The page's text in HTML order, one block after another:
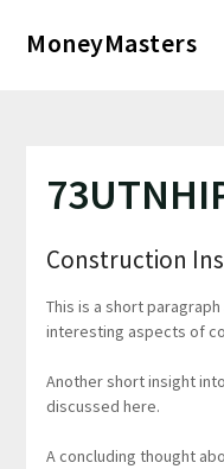
MoneyMasters
Construction
This is a short
interesting aspects of
Another short insight
discussed here.
A concluding thought